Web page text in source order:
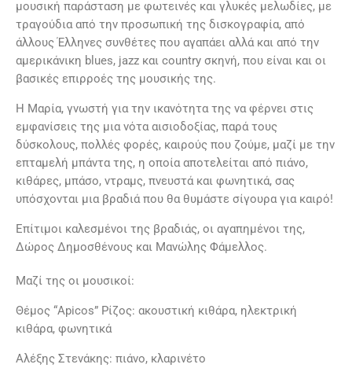
μουσική παράσταση με φωτεινές και γλυκές μελωδίες, με
τραγούδια από την προσωπική της δισκογραφία, από
άλλους Έλληνες συνθέτες που αγαπάει αλλά και από την
αμερικάνικη blues, jazz και country σκηνή, που είναι και οι
βασικές επιρροές της μουσικής της.
Η Μαρία, γνωστή για την ικανότητα της να φέρνει στις
εμφανίσεις της μια νότα αισιοδοξίας, παρά τους
δύσκολους, πολλές φορές, καιρούς που ζούμε, μαζί με την
επταμελή μπάντα της, η οποία αποτελείται από πιάνο,
κιθάρες, μπάσο, ντραμς, πνευστά και φωνητικά, σας
υπόσχονται μια βραδιά που θα θυμάστε σίγουρα για καιρό!
Επίτιμοι καλεσμένοι της βραδιάς, οι αγαπημένοι της,
Δώρος Δημοσθένους και Μανώλης Φάμελλος.
Μαζί της οι μουσικοί:
Θέμος “Apicos” Ρίζος: ακουστική κιθάρα, ηλεκτρική
κιθάρα, φωνητικά
Αλέξης Στενάκης: πιάνο, κλαρινέτο